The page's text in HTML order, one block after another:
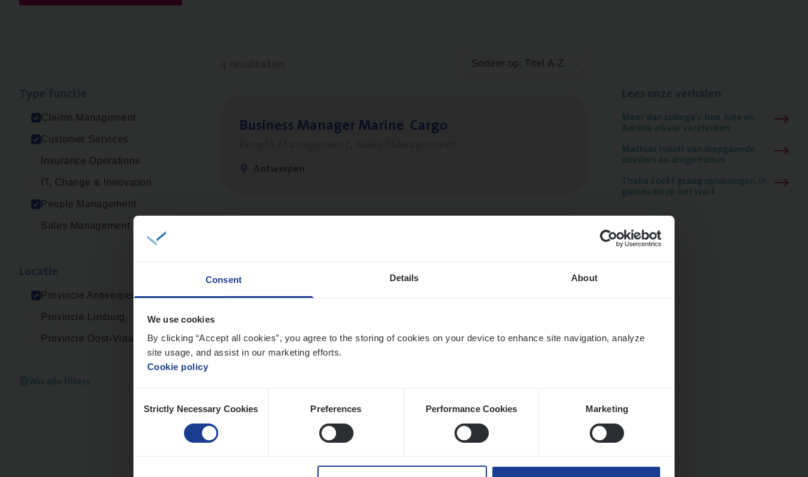
Consent Details About
We use cookies
By clicking “Accept all cookies”, you agree to the storing of cookies on your device to enhance site navigation, analyze
site usage, and assist in our marketing efforts.
Cookie policy
Selection
Strictly Necessary Cookies Preferences Performance Cookies Marketing
Claims Management
Customer Services
Insurance Operations
IT, Change & Innovation
People Management
Sales Management
Provincie Antwerpen
Provincie Limburg
Provincie Oost-Vlaanderen
Wis alle filters
Sorteer op: Titel A-Z
Busi­ness Mana­ger Mari­ne Cargo
Antwerpen
Cus­to­mer Care Expert Hospitalisatieverzekeringen
Antwerpen
Meer dan collega’s: hoe Julie en
Aurélie elkaar versterken
Mathias houdt van diepgaande
dossiers én droge humor
Thalia zoekt graag oplossingen, in
games én op het werk